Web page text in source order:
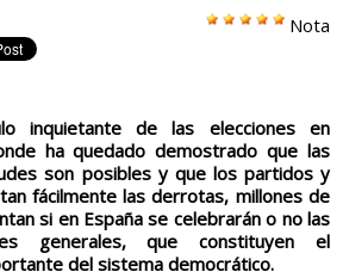
Nota
inquietante de las elecciones en
ha quedado demostrado que las
son posibles y que los partidos y
fácilmente las derrotas, millones de
si en España se celebrarán o no las
generales, que constituyen el
del sistema democrático.